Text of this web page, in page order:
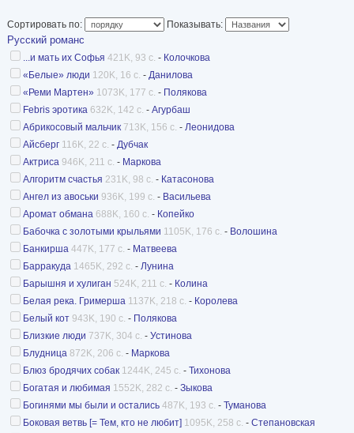
Сортировать по: Показывать:
Русский романс
...и мать их Софья 421K, 93 с. - Колочкова
«Белые» люди 120K, 16 с. - Данилова
«Реми Мартен» 1073K, 177 с. - Полякова
Febris эротика 632K, 142 с. - Агурбаш
Абрикосовый мальчик 713K, 156 с. - Леонидова
Айсберг 116K, 22 с. - Дубчак
Актриса 946K, 211 с. - Маркова
Алгоритм счастья 231K, 98 с. - Катасонова
Ангел из авоськи 936K, 199 с. - Васильева
Аромат обмана 688K, 160 с. - Копейко
Бабочка с золотыми крыльями 1105K, 176 с. - Волошина
Банкирша 447K, 177 с. - Матвеева
Барракуда 1465K, 292 с. - Лунина
Барышня и хулиган 524K, 211 с. - Колина
Белая река. Гримерша 1137K, 218 с. - Королева
Белый кот 943K, 190 с. - Полякова
Близкие люди 737K, 304 с. - Устинова
Блудница 872K, 206 с. - Маркова
Блюз бродячих собак 1244K, 245 с. - Тихонова
Богатая и любимая 1552K, 282 с. - Зыкова
Богинями мы были и остались 487K, 193 с. - Туманова
Боковая ветвь [= Тем, кто не любит] 1095K, 258 с. - Степановская